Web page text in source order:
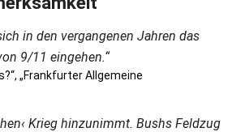
in den vergangenen Jahren das
9/11 eingehen.“
„Frankfurter Allgemeine
Krieg hinzunimmt. Bushs Feldzug